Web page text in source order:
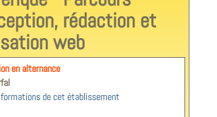
rédaction et
web
en alternance
de cet établissement